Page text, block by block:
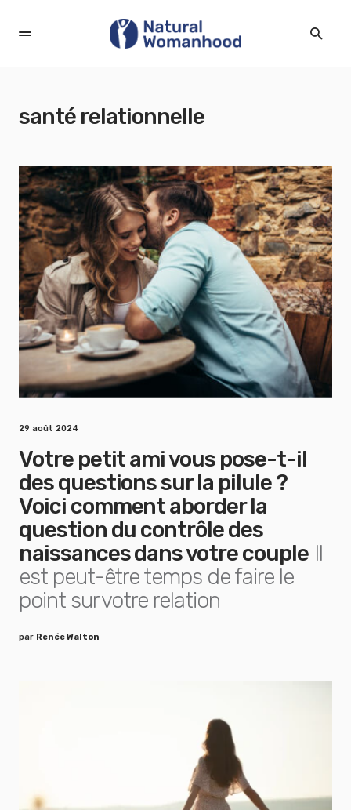
santé relationnelle
29 août 2024
Votre petit ami vous pose-t-il
des questions sur la pilule ?
Voici comment aborder la
question du contrôle des
naissances dans votre couple Il
est peut-être temps de faire le
point sur votre relation
par Renée Walton